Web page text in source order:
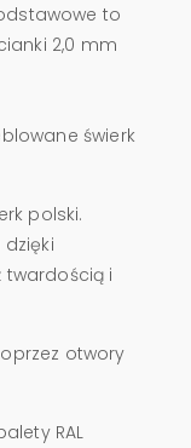
to
2,0 mm
świerk
polski.
i
otwory
RAL